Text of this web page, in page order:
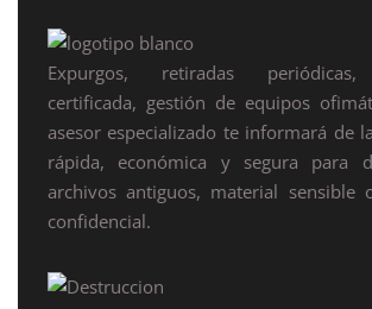
Expurgos, retiradas periódicas,
certificada, gestión de equipos
asesor especializado te informará de
rápida, económica y segura para
archivos antiguos, material sensible
confidencial.